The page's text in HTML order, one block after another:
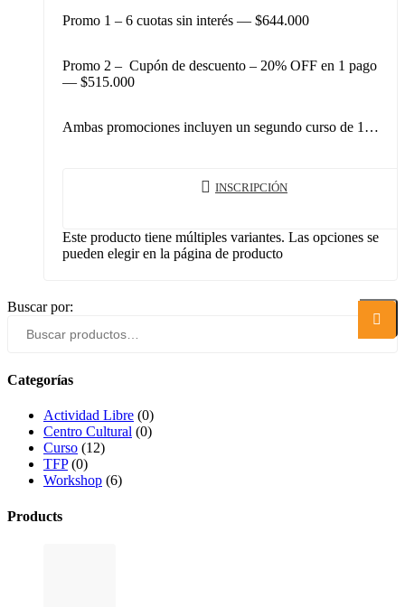
Promo 1 – 6 cuotas sin interés — $644.000
Promo 2 – Cupón de descuento – 20% OFF en 1 pago
— $515.000
Ambas promociones incluyen un segundo curso de 1…
INSCRIPCIÓN
Este producto tiene múltiples variantes. Las opciones se
pueden elegir en la página de producto
Buscar por:
Buscar
Categorías
Actividad Libre (0)
Centro Cultural (0)
Curso (12)
TFP (0)
Workshop (6)
Products